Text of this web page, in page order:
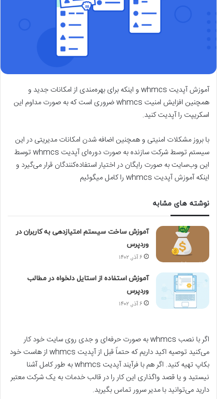
آموزش آپدیت whmcs و اینکه برای بهره‌مندی از امکانات جدید و
همچنین افزایش امنیت whmcs ضروری است که به صورت مداوم این
اسکریپت را آپدیت کنید.
با بروز مشکلات امنیتی و همچنین اضافه شدن امکانات مدیریتی در این
سیستم توسط شرکت سازنده به صورت دوره‌ای آپدیت whmcs توسط
این وب‌سایت به صورت رایگان در اختیار استفاده‌کنندگان قرار می‌گیرد و
اینکه آموزش آپدیت whmcs را کامل میگوئیم
نوشته های مشابه
آموزش ساخت سیستم امتیازدهی به کاربران در
وردپرس
۶ آذر, ۱۴۰۲
آموزش استفاده از استایل دلخواه در مطالب
وردپرس
۶ آذر, ۱۴۰۲
اگر با نصب whmcs به صورت حرفه‌ای و جدی روی سایت خود کار
می‌کنید توصیه اکید داریم که حتماً قبل از آپدیت whmcs از
هاست خود
بکاپ تهیه کنید. اگر هم با فرآیند آپدیت whmcs به طور کامل آشنا
نیستید و یا قصد واگذاری این کار را در قالب خدمات به یک شرکت معتبر
دارید می‌توانید با مدیر سرور تماس بگیرید.